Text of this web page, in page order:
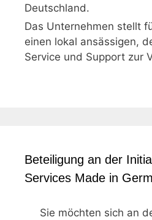
Deutschland.
Das Unternehmen stellt
einen lokal ansässigen,
Service und Support zur
Beteiligung an der
Services Made in
Sie möchten sich an